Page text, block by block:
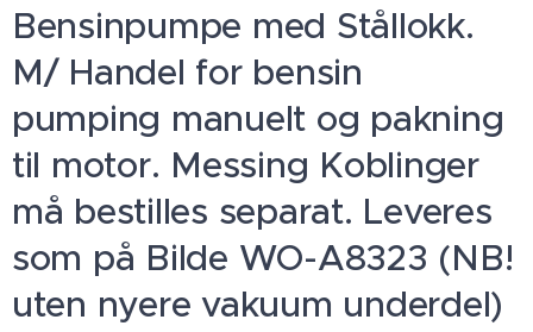
Bensinpumpe med Stållokk.
M/ Handel for bensin
pumping manuelt og pakning
til motor. Messing Koblinger
må bestilles separat. Leveres
som på Bilde WO-A8323 (NB!
uten nyere vakuum underdel)